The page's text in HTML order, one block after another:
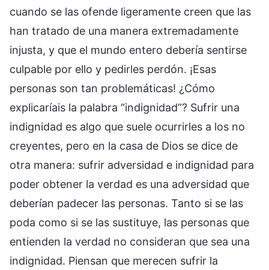
cuando se las ofende ligeramente creen que las
han tratado de una manera extremadamente
injusta, y que el mundo entero debería sentirse
culpable por ello y pedirles perdón. ¡Esas
personas son tan problemáticas! ¿Cómo
explicaríais la palabra “indignidad”? Sufrir una
indignidad es algo que suele ocurrirles a los no
creyentes, pero en la casa de Dios se dice de
otra manera: sufrir adversidad e indignidad para
poder obtener la verdad es una adversidad que
deberían padecer las personas. Tanto si se las
poda como si se las sustituye, las personas que
entienden la verdad no consideran que sea una
indignidad. Piensan que merecen sufrir la